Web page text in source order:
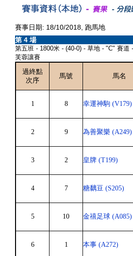
賽事日期: 18/10/2018, 跑馬地
第 4 場
第五班 - 1800米 - (40-0) - 草地 - "C" 賽道
芙蓉讓賽
過終點
次序
馬號
馬名
1 8 幸運神駒 (V179)
2 9 為善聚樂 (A249)
3 2 皇牌 (T199)
4 7 糖黐豆 (S205)
5 10 金禧足球 (A085)
6 1 本事 (A272)